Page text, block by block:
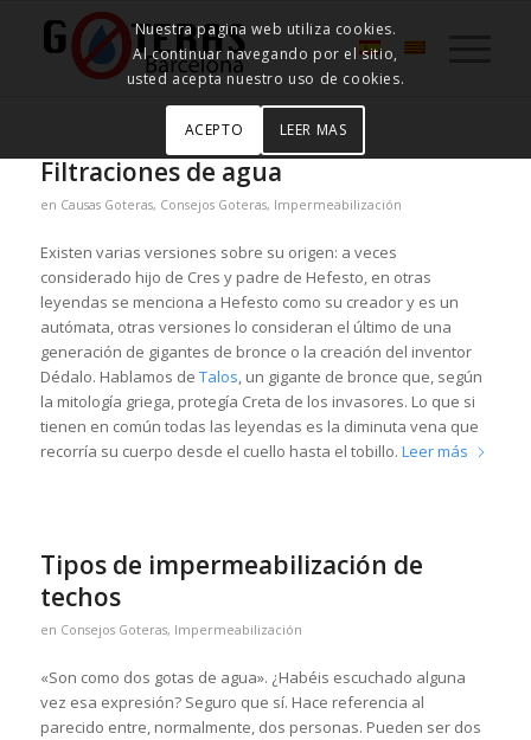
Filtraciones de agua
en Causas Goteras, Consejos Goteras, Impermeabilización
Existen varias versiones sobre su origen: a veces
considerado hijo de Cres y padre de Hefesto, en otras
leyendas se menciona a Hefesto como su creador y es un
autómata, otras versiones lo consideran el último de una
generación de gigantes de bronce o la creación del inventor
Dédalo. Hablamos de Talos, un gigante de bronce que, según
la mitología griega, protegía Creta de los invasores. Lo que si
tienen en común todas las leyendas es la diminuta vena que
recorría su cuerpo desde el cuello hasta el tobillo. Leer más
Tipos de impermeabilización de
techos
en Consejos Goteras, Impermeabilización
«Son como dos gotas de agua». ¿Habéis escuchado alguna
vez esa expresión? Seguro que sí. Hace referencia al
parecido entre, normalmente, dos personas. Pueden ser dos
Nuestra pagina web utiliza cookies.
Al continuar navegando por el sitio,
usted acepta nuestro uso de cookies.
ACEPTO LEER MAS